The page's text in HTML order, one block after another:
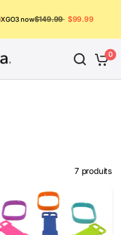
XGO3 now$149.99 $99.99
0
7 produits